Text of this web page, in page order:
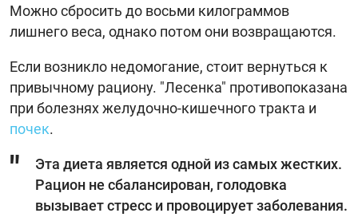
Можно сбросить до восьми килограммов
лишнего веса, однако потом они возвращаются.
Если возникло недомогание, стоит вернуться к
привычному рациону. "Лесенка" противопоказана
при болезнях желудочно-кишечного тракта и
почек.
Эта диета является одной из самых жестких.
Рацион не сбалансирован, голодовка
вызывает стресс и провоцирует заболевания.